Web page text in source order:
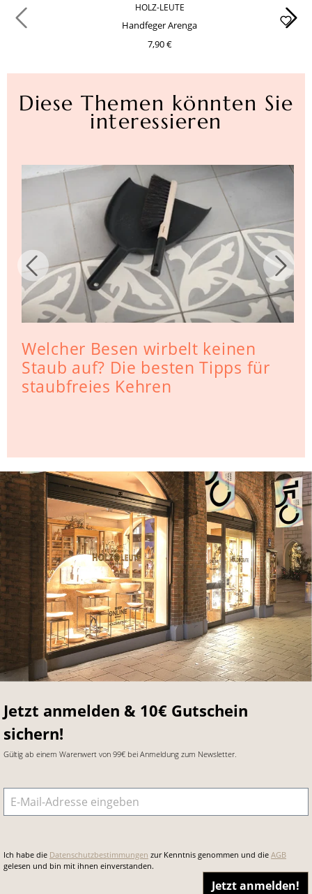
HOLZ-LEUTE
Handfeger Arenga
7,90 €
Diese Themen könnten Sie
interessieren
Welcher Besen wirbelt keinen
Staub auf? Die besten Tipps für
staubfreies Kehren
Jetzt anmelden & 10€ Gutschein
sichern!
Gültig ab einem Warenwert von 99€ bei Anmeldung zum Newsletter.
E-Mail-Adresse
Ich habe die Datenschutzbestimmungen zur Kenntnis genommen und die AGB
gelesen und bin mit ihnen einverstanden.
Jetzt anmelden!